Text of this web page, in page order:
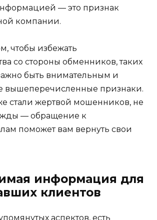
— это признак
компании.
чтобы избежать
со стороны обменников, таких
быть внимательным и
вышеперечисленные признаки.
стали жертвой мошенников, не
— обращение к
поможет вам вернуть свои
информация для
клиентов
аспектов, есть